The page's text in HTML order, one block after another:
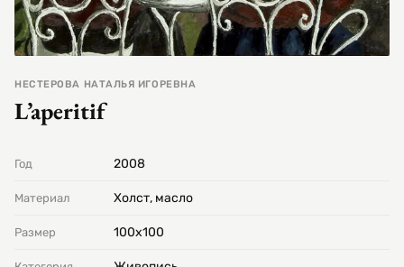
НЕСТЕРОВА НАТАЛЬЯ ИГОРЕВНА
L’aperitif
Год 2008
Материал Холст, масло
Размер 100х100